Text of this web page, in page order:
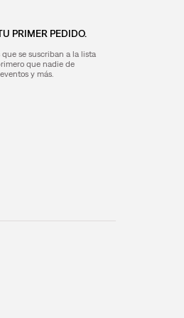
PRIMER PEDIDO.
se suscriban a la lista
que nadie de
y más.